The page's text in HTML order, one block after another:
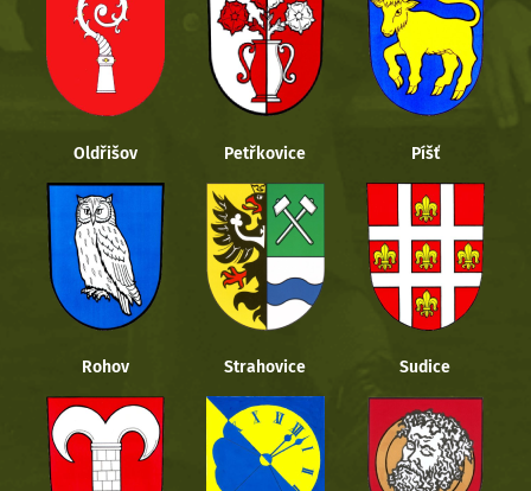
Oldřišov Petřkovice Píšť
Rohov Strahovice Sudice